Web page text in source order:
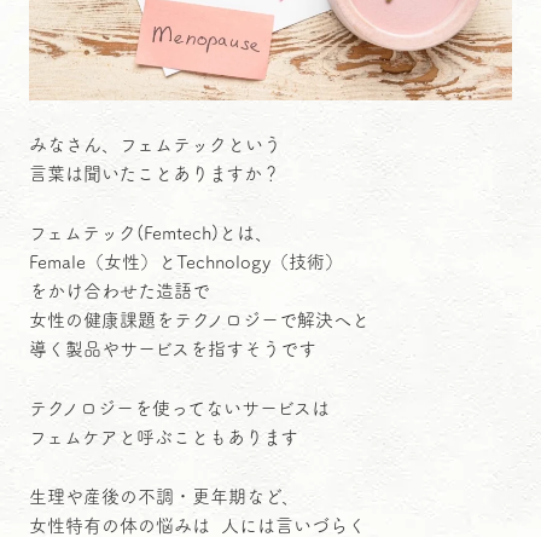
みなさん、フェムテックという
言葉は聞いたことありますか？
フェムテック(Femtech)とは、
Female（女性）とTechnology（技術）
をかけ合わせた造語で
女性の健康課題をテクノロジーで解決へと
導く製品やサービスを指すそうです
テクノロジーを使ってないサービスは
フェムケアと呼ぶこともあります
生理や産後の不調・更年期など、
女性特有の体の悩みは 人には言いづらく